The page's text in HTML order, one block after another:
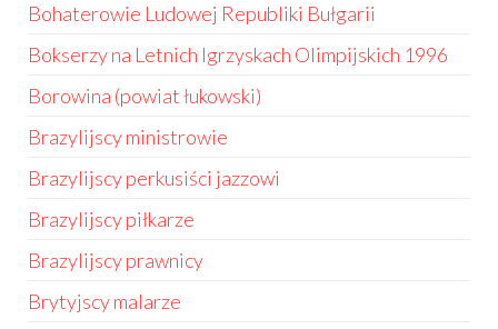
Bohaterowie Ludowej Republiki Bułgarii
Bokserzy na Letnich Igrzyskach Olimpijskich 1996
Borowina (powiat łukowski)
Brazylijscy ministrowie
Brazylijscy perkusiści jazzowi
Brazylijscy piłkarze
Brazylijscy prawnicy
Brytyjscy malarze